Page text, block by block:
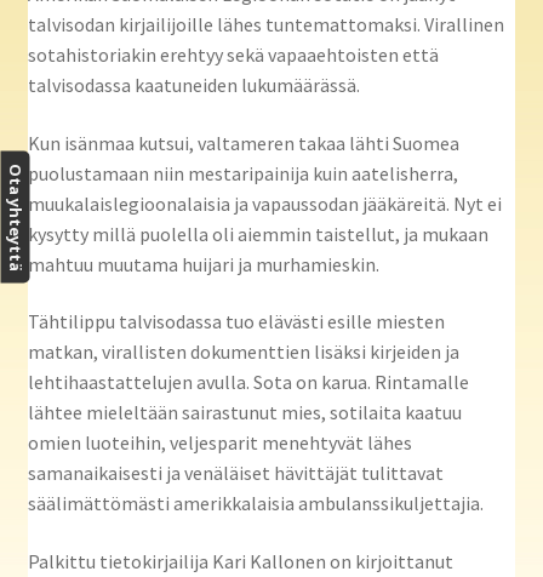
talvisodan kirjailijoille lähes tuntemattomaksi. Virallinen
sotahistoriakin erehtyy sekä vapaaehtoisten että
talvisodassa kaatuneiden lukumäärässä.
Kun isänmaa kutsui, valtameren takaa lähti Suomea
puolustamaan niin mestaripainija kuin aatelisherra,
muukalaislegioonalaisia ja vapaussodan jääkäreitä. Nyt ei
kysytty millä puolella oli aiemmin taistellut, ja mukaan
mahtuu muutama huijari ja murhamieskin.
Tähtilippu talvisodassa tuo elävästi esille miesten
matkan, virallisten dokumenttien lisäksi kirjeiden ja
lehtihaastattelujen avulla. Sota on karua. Rintamalle
lähtee mieleltään sairastunut mies, sotilaita kaatuu
omien luoteihin, veljesparit menehtyvät lähes
samanaikaisesti ja venäläiset hävittäjät tulittavat
säälimättömästi amerikkalaisia ambulanssikuljettajia.
Palkittu tietokirjailija Kari Kallonen on kirjoittanut
Ota yhteyttä